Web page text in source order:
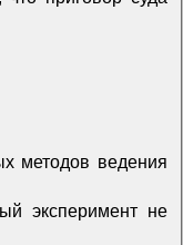
методов ведения
эксперимент не